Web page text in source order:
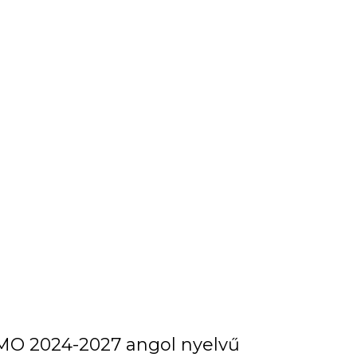
2024-2027 angol nyelvű